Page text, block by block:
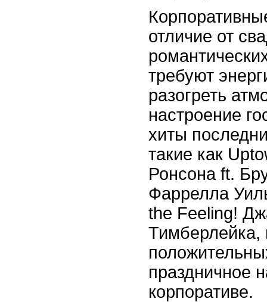
отличие от
требуют
разогреть
настроение
хиты
такие как
Ронсона ft.
Фаррелла
the Feeling!
Тимберлейка,
праздничное
корпоративе.